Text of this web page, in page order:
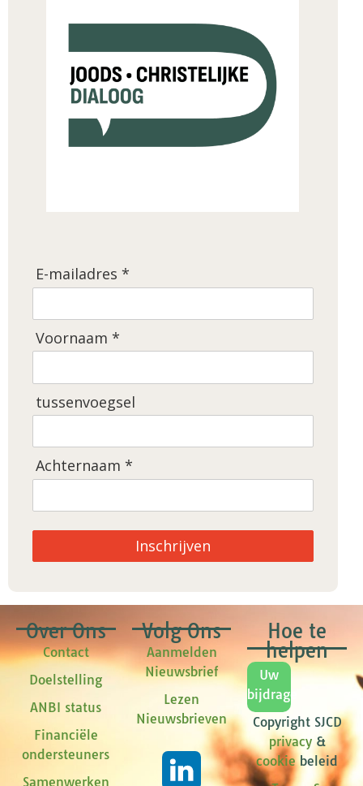
E-mailadres *
Voornaam *
tussenvoegsel
Achternaam *
Inschrijven
Over Ons
Contact
Doelstelling
ANBI status
Financiële
ondersteuners
Samenwerken
Volg Ons
Aanmelden
Nieuwsbrief
Lezen
Nieuwsbrieven
Hoe te
helpen
Uw
bijdrage
Copyright SJCD
privacy&
cookie beleid